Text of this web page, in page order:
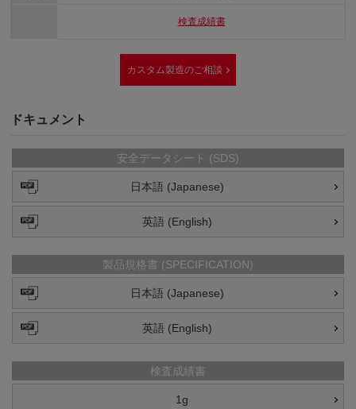
検査成績書
カスタム製造のご相談
ドキュメント
安全データシート (SDS)
日本語 (Japanese)
英語 (English)
製品規格書 (SPECIFICATION)
日本語 (Japanese)
英語 (English)
検査成績書
1g